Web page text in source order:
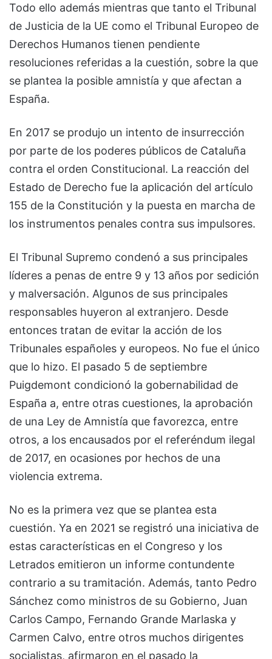
Todo ello además mientras que tanto el Tribunal
de Justicia de la UE como el Tribunal Europeo de
Derechos Humanos tienen pendiente
resoluciones referidas a la cuestión, sobre la que
se plantea la posible amnistía y que afectan a
España.
En 2017 se produjo un intento de insurrección
por parte de los poderes públicos de Cataluña
contra el orden Constitucional. La reacción del
Estado de Derecho fue la aplicación del artículo
155 de la Constitución y la puesta en marcha de
los instrumentos penales contra sus impulsores.
El Tribunal Supremo condenó a sus principales
líderes a penas de entre 9 y 13 años por sedición
y malversación. Algunos de sus principales
responsables huyeron al extranjero. Desde
entonces tratan de evitar la acción de los
Tribunales españoles y europeos. No fue el único
que lo hizo. El pasado 5 de septiembre
Puigdemont condicionó la gobernabilidad de
España a, entre otras cuestiones, la aprobación
de una Ley de Amnistía que favorezca, entre
otros, a los encausados por el referéndum ilegal
de 2017, en ocasiones por hechos de una
violencia extrema.
No es la primera vez que se plantea esta
cuestión. Ya en 2021 se registró una iniciativa de
estas características en el Congreso y los
Letrados emitieron un informe contundente
contrario a su tramitación. Además, tanto Pedro
Sánchez como ministros de su Gobierno, Juan
Carlos Campo, Fernando Grande Marlaska y
Carmen Calvo, entre otros muchos dirigentes
socialistas, afirmaron en el pasado la